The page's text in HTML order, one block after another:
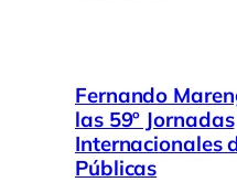
Fernando
las 59º Jornadas
Internacionales
Públicas